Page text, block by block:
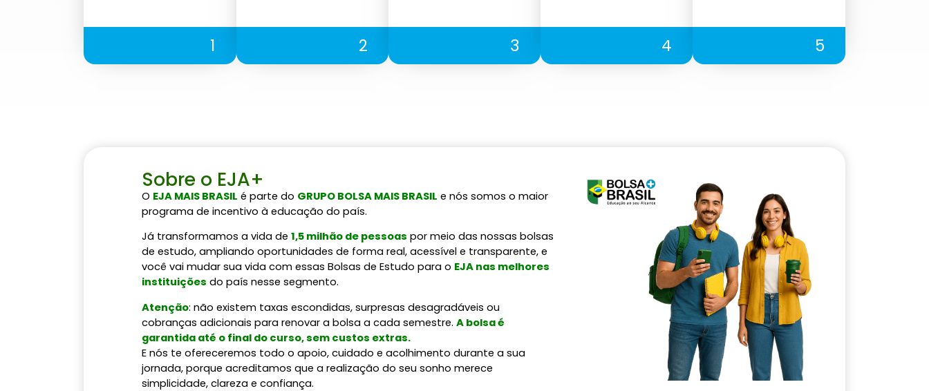
1 2 3 4 5
Sobre o EJA+
O EJA MAIS BRASIL é parte do GRUPO BOLSA MAIS BRASIL e nós somos o maior
programa de incentivo à educação do país.
Já transformamos a vida de1,5 milhão de pessoas por meio das nossas bolsas
de estudo, ampliando oportunidades de forma real, acessível e transparente, e
você vai mudar sua vida com essas Bolsas de Estudo para o EJA nas melhores
instituições do país nesse segmento.
Atenção: não existem taxas escondidas, surpresas desagradáveis ou
cobranças adicionais para renovar a bolsa a cada semestre.A bolsa é
garantida até o final do curso, sem custos extras.
E nós te ofereceremos todo o apoio, cuidado e acolhimento durante a sua
jornada, porque acreditamos que a realização do seu sonho merece
simplicidade, clareza e confiança.